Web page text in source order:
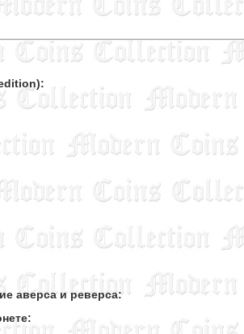
аверса и реверса: